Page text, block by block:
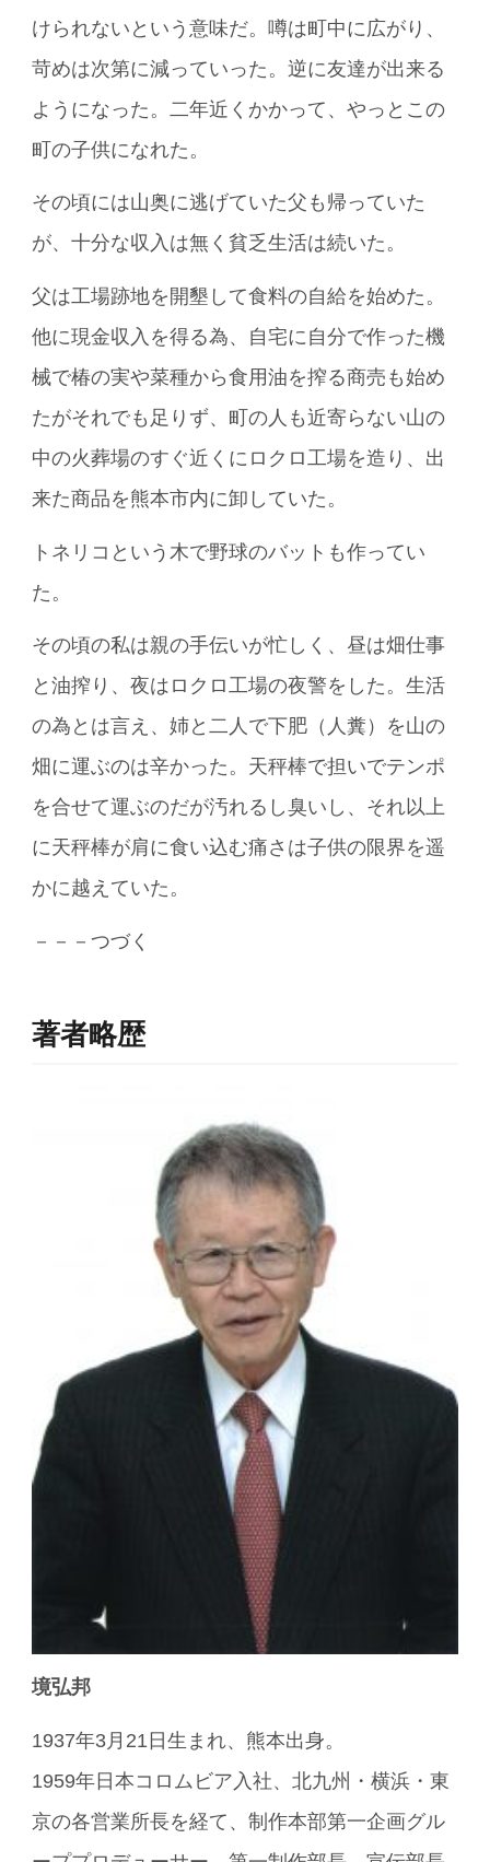
けられないという意味だ。噂は町中に広がり、
苛めは次第に減っていった。逆に友達が出来る
ようになった。二年近くかかって、やっとこの
町の子供になれた。
その頃には山奥に逃げていた父も帰っていた
が、十分な収入は無く貧乏生活は続いた。
父は工場跡地を開墾して食料の自給を始めた。
他に現金収入を得る為、自宅に自分で作った機
械で椿の実や菜種から食用油を搾る商売も始め
たがそれでも足りず、町の人も近寄らない山の
中の火葬場のすぐ近くにロクロ工場を造り、出
来た商品を熊本市内に卸していた。
トネリコという木で野球のバットも作ってい
た。
その頃の私は親の手伝いが忙しく、昼は畑仕事
と油搾り、夜はロクロ工場の夜警をした。生活
の為とは言え、姉と二人で下肥（人糞）を山の
畑に運ぶのは辛かった。天秤棒で担いでテンポ
を合せて運ぶのだが汚れるし臭いし、それ以上
に天秤棒が肩に食い込む痛さは子供の限界を遥
かに越えていた。
－－－つづく
著者略歴
境弘邦
1937年3月21日生まれ、熊本出身。
1959年日本コロムビア入社、北九州・横浜・東
京の各営業所長を経て、制作本部第一企画グル